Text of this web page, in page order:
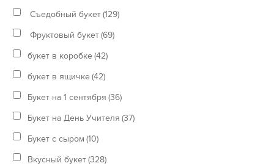
Съедобный букет(129)
Фруктовый букет(69)
букет в коробке(42)
букет в ящичке(42)
Букет на 1 сентября (36)
Букет на День Учителя (37)
Букет с сыром (10)
Вкусный букет(328)